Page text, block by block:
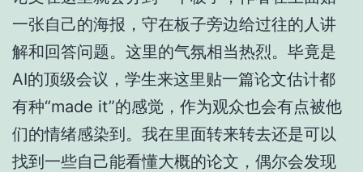
一张自己的海报，守在板子旁边给过往的人讲
解和回答问题。这里的气氛相当热烈。毕竟是
AI的顶级会议，学生来这里贴一篇论文估计都
有种“made it”的感觉，作为观众也会有点被他
们的情绪感染到。我在里面转来转去还是可以
找到一些自己能看懂大概的论文，偶尔会发现